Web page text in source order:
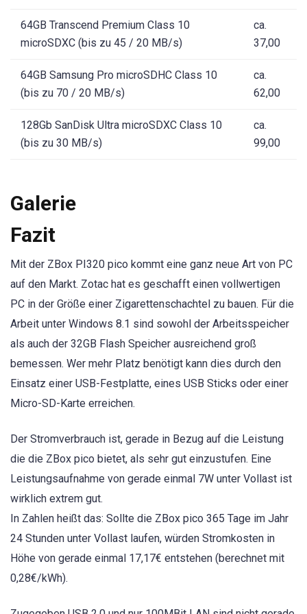
64GB Transcend Premium Class 10
microSDXC (bis zu 45 / 20 MB/s)
ca.
37,00
64GB Samsung Pro microSDHC Class 10
(bis zu 70 / 20 MB/s)
ca.
62,00
128Gb SanDisk Ultra microSDXC Class 10
(bis zu 30 MB/s)
ca.
99,00
Galerie
Fazit
Mit der ZBox PI320 pico kommt eine ganz neue Art von PC
auf den Markt. Zotac hat es geschafft einen vollwertigen
PC in der Größe einer Zigarettenschachtel zu bauen. Für die
Arbeit unter Windows 8.1 sind sowohl der Arbeitsspeicher
als auch der 32GB Flash Speicher ausreichend groß
bemessen. Wer mehr Platz benötigt kann dies durch den
Einsatz einer USB-Festplatte, eines USB Sticks oder einer
Micro-SD-Karte erreichen.
Der Stromverbrauch ist, gerade in Bezug auf die Leistung
die die ZBox pico bietet, als sehr gut einzustufen. Eine
Leistungsaufnahme von gerade einmal 7W unter Vollast ist
wirklich extrem gut.
In Zahlen heißt das: Sollte die ZBox pico 365 Tage im Jahr
24 Stunden unter Vollast laufen, würden Stromkosten in
Höhe von gerade einmal 17,17€ entstehen (berechnet mit
0,28€/kWh).